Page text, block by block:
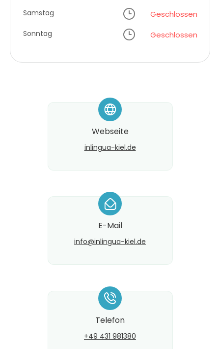
Samstag
Geschlossen
Sonntag Geschlossen
*
Webseite
inlingua-kiel.de
*
E-Mail
info@​inlingua-kiel.de
*
Telefon
+49 431 981380